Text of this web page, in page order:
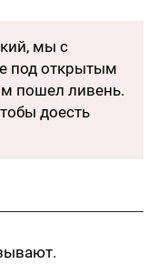
мы с
под открытым
пошел ливень.
доесть